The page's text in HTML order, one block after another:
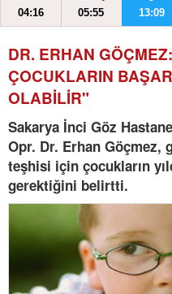
04:16 05:55 13:09
DR. ERHAN
ÇOCUKLARIN
OLABİLİR"
Sakarya İnci Göz
Opr. Dr. Erhan Göçmez,
teşhisi için çocukların
gerektiğini belirtti.